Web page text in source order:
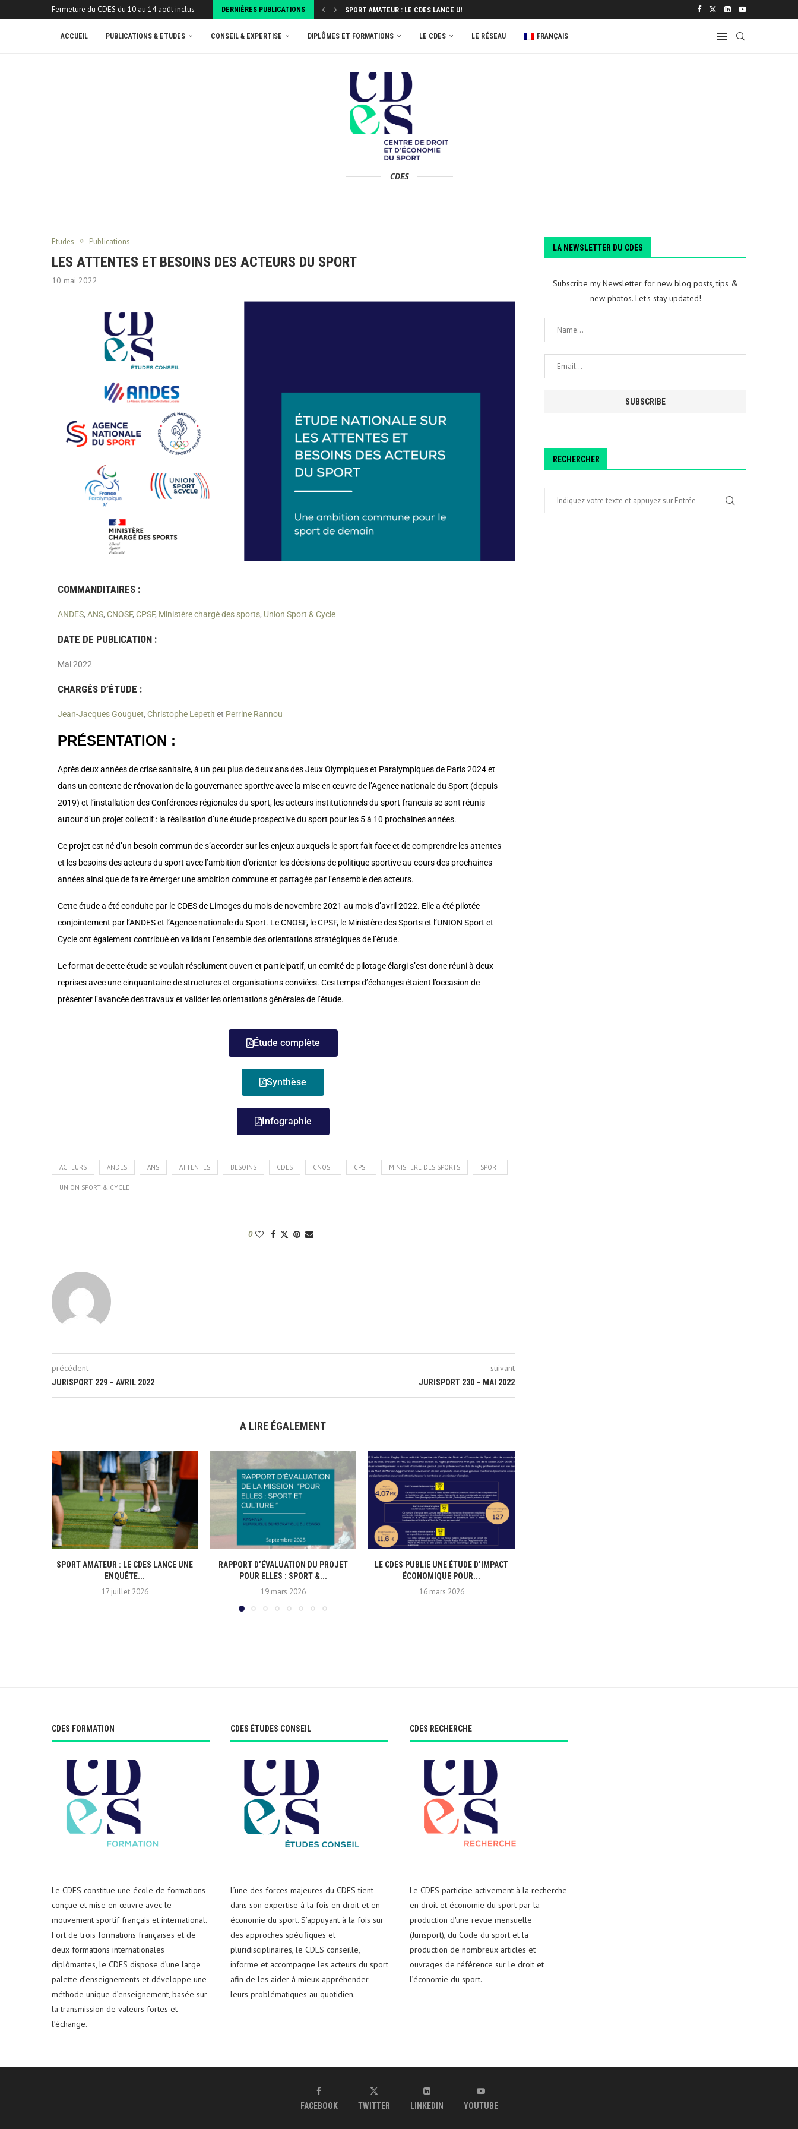
Fermeture du CDES du 10 au 14 août inclus DERNIÈRES PUBLICATIONS SPORT AMATEUR : LE CDES LANCE UNE ENQUÊTE...
ACCUEIL
PUBLICATIONS & ETUDES CONSEIL & EXPERTISE DIPLÔMES ET FORMATIONS LE CDES LE RÉSEAU FRANÇAIS
CDES
Etudes Publications
LES ATTENTES ET BESOINS DES ACTEURS DU SPORT
10 mai 2022
COMMANDITAIRES :
ANDES, ANS, CNOSF, CPSF, Ministère chargé des sports, Union Sport & Cycle
DATE DE PUBLICATION :
Mai 2022
CHARGÉS D’ÉTUDE :
Jean-Jacques Gouguet, Christophe Lepetit et Perrine Rannou
PRÉSENTATION :
Après deux années de crise sanitaire, à un peu plus de deux ans des Jeux Olympiques et Paralympiques de Paris 2024 et
dans un contexte de rénovation de la gouvernance sportive avec la mise en œuvre de l’Agence nationale du Sport (depuis
2019) et l’installation des Conférences régionales du sport, les acteurs institutionnels du sport français se sont réunis
autour d’un projet collectif : la réalisation d’une étude prospective du sport pour les 5 à 10 prochaines années.
Ce projet est né d’un besoin commun de s’accorder sur les enjeux auxquels le sport fait face et de comprendre les attentes
et les besoins des acteurs du sport avec l’ambition d’orienter les décisions de politique sportive au cours des prochaines
années ainsi que de faire émerger une ambition commune et partagée par l’ensemble des acteurs.
Cette étude a été conduite par le CDES de Limoges du mois de novembre 2021 au mois d’avril 2022. Elle a été pilotée
conjointement par l’ANDES et l’Agence nationale du Sport. Le CNOSF, le CPSF, le Ministère des Sports et l’UNION Sport et
Cycle ont également contribué en validant l’ensemble des orientations stratégiques de l’étude.
Le format de cette étude se voulait résolument ouvert et participatif, un comité de pilotage élargi s’est donc réuni à deux
reprises avec une cinquantaine de structures et organisations conviées. Ces temps d’échanges étaient l’occasion de
présenter l’avancée des travaux et valider les orientations générales de l’étude.
Étude complète
Synthèse
Infographie
ACTEURS ANDES ANS ATTENTES BESOINS CDES CNOSF CPSF MINISTÈRE DES SPORTS SPORT
UNION SPORT & CYCLE
0
précédent
JURISPORT 229 – AVRIL 2022
suivant
JURISPORT 230 – MAI 2022
A LIRE ÉGALEMENT
SPORT AMATEUR : LE CDES LANCE UNE
ENQUÊTE...
17 juillet 2026
RAPPORT D’ÉVALUATION DU PROJET
POUR ELLES : SPORT &...
19 mars 2026
LE CDES PUBLIE UNE ÉTUDE D’IMPACT
ÉCONOMIQUE POUR...
16 mars 2026
LA NEWSLETTER DU CDES
Subscribe my Newsletter for new blog posts, tips &
new photos. Let's stay updated!
RECHERCHER
CDES FORMATION
Le CDES constitue une école de formations
conçue et mise en œuvre avec le
mouvement sportif français et international.
Fort de trois formations françaises et de
deux formations internationales
diplômantes, le CDES dispose d’une large
palette d’enseignements et développe une
méthode unique d’enseignement, basée sur
la transmission de valeurs fortes et
l’échange.
CDES ÉTUDES CONSEIL
L’une des forces majeures du CDES tient
dans son expertise à la fois en droit et en
économie du sport. S’appuyant à la fois sur
des approches spécifiques et
pluridisciplinaires, le CDES conseille,
informe et accompagne les acteurs du sport
afin de les aider à mieux appréhender
leurs problématiques au quotidien.
CDES RECHERCHE
Le CDES participe activement à la recherche
en droit et économie du sport par la
production d'une revue mensuelle
(Jurisport), du Code du sport et la
production de nombreux articles et
ouvrages de référence sur le droit et
l’économie du sport.
FACEBOOK TWITTER LINKEDIN YOUTUBE